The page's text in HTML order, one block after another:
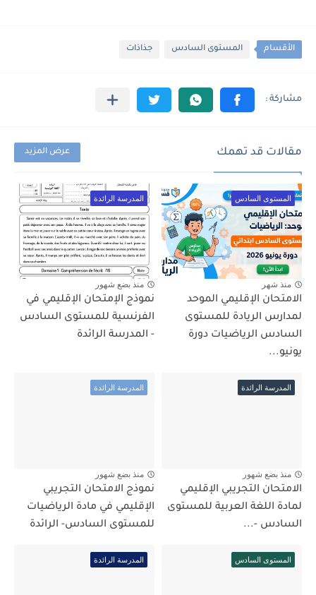
الأقسام المستوى السادس جذاذات
مقالات قد تهمك عرض المزيد
المستوى السادس
منذ شهر
الامتحان الإقليمي الموحد
لمدارس الريادة للمستوى
السادس الرياضيات دورة
يونيو...
المدرسة الرائدة
منذ بضع شهور
نموذج الإمتحان الإقليمي في
الفرنسية للمستوى السادس
- المدرسة الرائدة
المدرسة الرائدة
منذ بضع شهور
الامتحان التجريبي الإقليمي
لمادة اللغة العربية للمستوى
السادس -...
المدرسة الرائدة
منذ بضع شهور
نموذج الامتحان التجريبي
الإقليمي في مادة الرياضيات
للمستوى السادس- الرائدة
المستوى السادس المدرسة الرائدة